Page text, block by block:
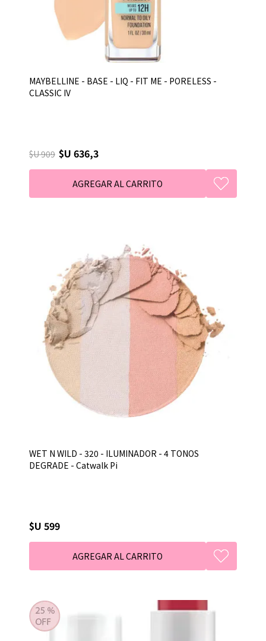
MAYBELLINE - BASE - LIQ - FIT ME - PORELESS -
CLASSIC IV
$U 909 $U 636,3
WET N WILD - 320 - ILUMINADOR - 4 TONOS
DEGRADE - Catwalk Pi
$U 599